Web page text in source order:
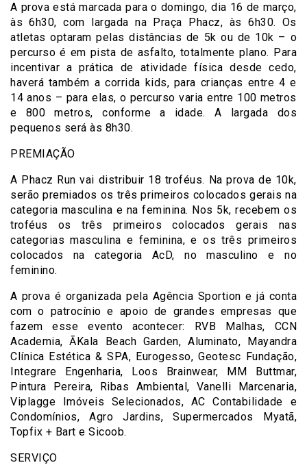
A prova está marcada para o domingo, dia 16 de março,
às 6h30, com largada na Praça Phacz, às 6h30. Os
atletas optaram pelas distâncias de 5k ou de 10k – o
percurso é em pista de asfalto, totalmente plano. Para
incentivar a prática de atividade física desde cedo,
haverá também a corrida kids, para crianças entre 4 e
14 anos – para elas, o percurso varia entre 100 metros
e 800 metros, conforme a idade. A largada dos
pequenos será às 8h30.
PREMIAÇÃO
A Phacz Run vai distribuir 18 troféus. Na prova de 10k,
serão premiados os três primeiros colocados gerais na
categoria masculina e na feminina. Nos 5k, recebem os
troféus os três primeiros colocados gerais nas
categorias masculina e feminina, e os três primeiros
colocados na categoria AcD, no masculino e no
feminino.
A prova é organizada pela Agência Sportion e já conta
com o patrocínio e apoio de grandes empresas que
fazem esse evento acontecer: RVB Malhas, CCN
Academia, ĀKala Beach Garden, Aluminato, Mayandra
Clínica Estética & SPA, Eurogesso, Geotesc Fundação,
Integrare Engenharia, Loos Brainwear, MM Buttmar,
Pintura Pereira, Ribas Ambiental, Vanelli Marcenaria,
Viplagge Imóveis Selecionados, AC Contabilidade e
Condomínios, Agro Jardins, Supermercados Myatã,
Topfix + Bart e Sicoob.
SERVIÇO